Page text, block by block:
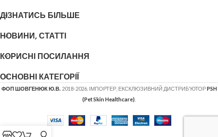
ДІЗНАТИСЬ БІЛЬШЕ
НОВИНИ, СТАТТІ
КОРИСНІ ПОСИЛАННЯ
ОСНОВНІ КАТЕГОРІЇ
ФОП ШОВГЕНЮК Ю.В. 2018-2026. ІМПОРТЕР, ЕКСКЛЮЗИВНИЙ ДИСТРИБ'ЮТОРPSH
(Pet Skin Healthcare)